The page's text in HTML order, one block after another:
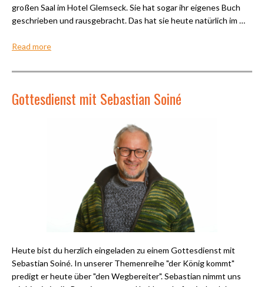
großen Saal im Hotel Glemseck. Sie hat sogar ihr eigenes Buch
geschrieben und rausgebracht. Das hat sie heute natürlich im …
Read more
Gottesdienst mit Sebastian Soiné
Heute bist du herzlich eingeladen zu einem Gottesdienst mit
Sebastian Soiné. In unserer Themenreihe "der König kommt"
predigt er heute über "den Wegbereiter". Sebastian nimmt uns